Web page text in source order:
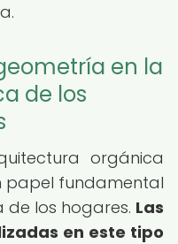
en la
de los
orgánica
papel fundamental
de los hogares. Las
en este tipo